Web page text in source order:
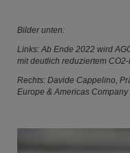
Bilder unten:
Links: Ab Ende 2022 wird
mit deutlich reduziertem
Rechts: Davide Cappelino,
Europe & Americas Company